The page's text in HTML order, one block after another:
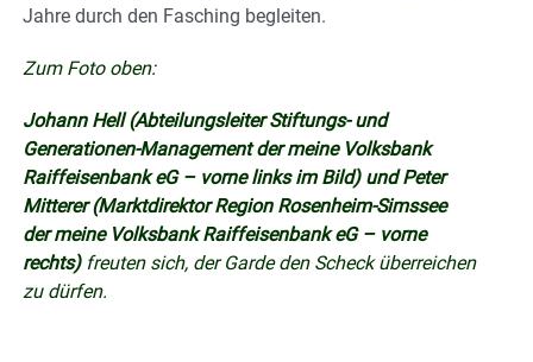
Jahre durch den Fasching begleiten.
Zum Foto oben:
Johann Hell (Abteilungsleiter Stiftungs- und
Generationen-Management der meine Volksbank
Raiffeisenbank eG – vorne links im Bild) und Peter
Mitterer (Marktdirektor Region Rosenheim-Simssee
der meine Volksbank Raiffeisenbank eG – vorne
rechts)freuten sich, der Garde den Scheck überreichen
zu dürfen.